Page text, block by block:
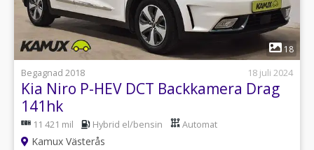
1
18
Begagnad 2018
18 juli 2024
Kia Niro P-HEV DCT Backkamera Drag
141hk
11 421 mil Hybrid el/bensin Automat
Kamux Västerås